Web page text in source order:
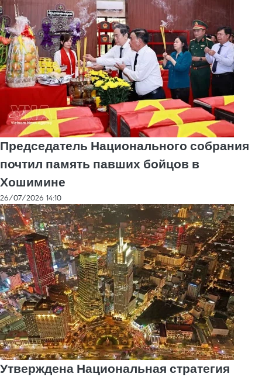
Председатель Национального собрания
почтил память павших бойцов в
Хошимине
26/07/2026 14:10
Утверждена Национальная стратегия